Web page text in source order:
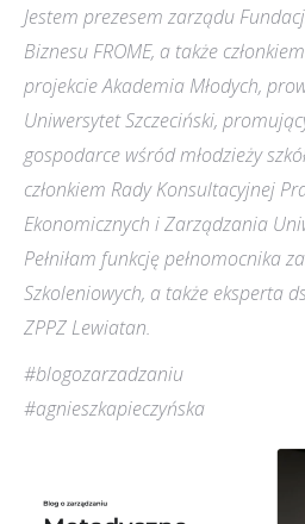
Jestem prezesem zarządu
Biznesu FROME, a także
projekcie Akademia Młodych,
Uniwersytet Szczeciński,
gospodarce wśród młodzieży
członkiem Rady Konsultacyjnej
Ekonomicznych i Zarządzania
Pełniłam funkcję pełnomocnika
Szkoleniowych, a także eksperta
ZPPZ Lewiatan.
#blogozarzadzaniu
#agnieszkapieczyńska